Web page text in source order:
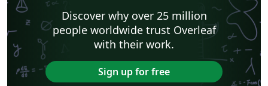
Discover why over 25 million
people worldwide trust Overleaf
with their work.
Sign up for free